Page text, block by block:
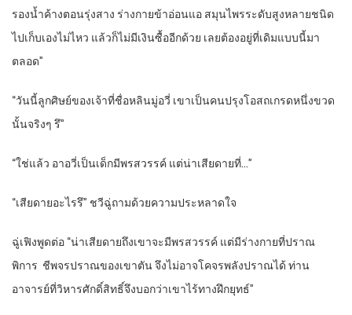
รองน้ำค้างตอนรุ่งสาง ร่างกายข้าอ่อนแอ สมุนไพรระดับสูงหลายชนิด
ไปเก็บเองไม่ไหว แล้วก็ไม่มีเงินซื้ออีกด้วย เลยต้องอยู่ที่เดิมแบบนี้มา
ตลอด”
“วันนี้ลูกศิษย์ของเจ้าที่ชื่อหลินมู่อวี่ เขาเป็นคนปรุงโอสถเกรดหนึ่งขวด
นั้นจริงๆ รึ”
“ใช่แล้ว อาอวี่เป็นเด็กมีพรสวรรค์ แต่น่าเสียดายที่…”
“เสียดายอะไรรึ” ชวีฉู่ถามด้วยความประหลาดใจ
ฉู่เฟิงพูดต่อ “น่าเสียดายถึงเขาจะมีพรสวรรค์ แต่มีร่างกายที่ปราณ
พิการ ชีพจรปราณของเขาตัน จึงไม่อาจโคจรพลังปราณได้ ท่าน
อาจารย์ที่วิหารศักดิ์สิทธิ์จึงบอกว่าเขาไร้ทางฝึกยุทธ์”